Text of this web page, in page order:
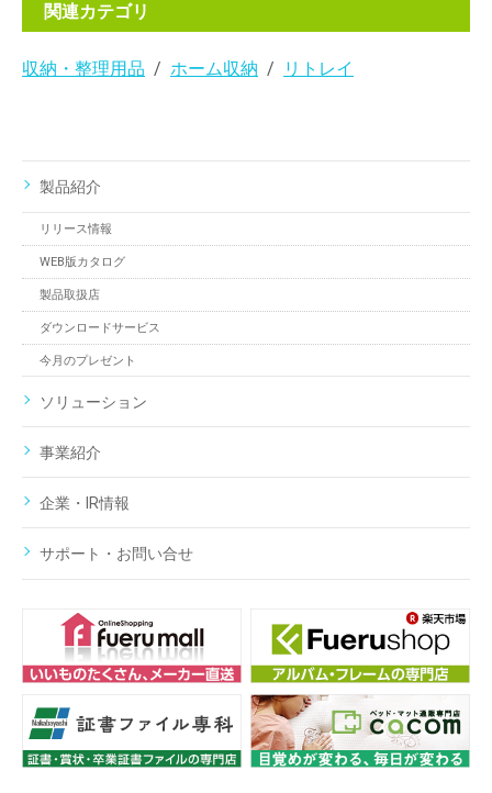
関連カテゴリ
収納・整理用品 ホーム収納 リトレイ
製品紹介
リリース情報
WEB版カタログ
製品取扱店
ダウンロードサービス
今月のプレゼント
ソリューション
事業紹介
企業・IR情報
サポート・お問い合せ